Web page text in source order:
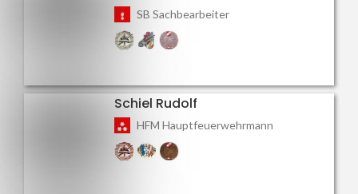
SB Sachbearbeiter
Schiel Rudolf
HFM Hauptfeuerwehrmann